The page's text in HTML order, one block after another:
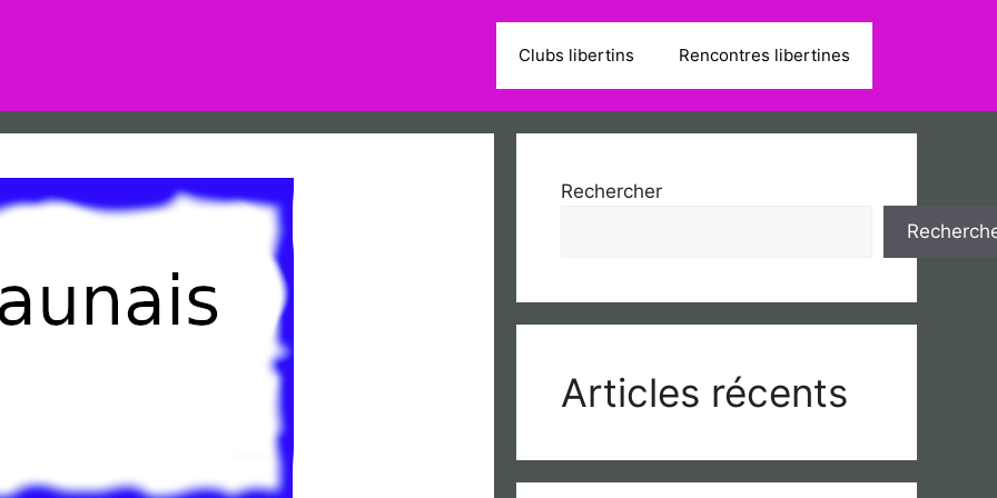
Clubs libertins Rencontres libertines
Rechercher
Articles récents